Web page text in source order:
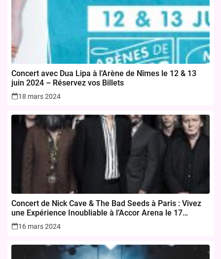
Concert avec Dua Lipa à l’Arène de Nîmes le 12 & 13
juin 2024 – Réservez vos Billets
18 mars 2024
Concert de Nick Cave & The Bad Seeds à Paris : Vivez
une Expérience Inoubliable à l’Accor Arena le 17
novembre 2024
16 mars 2024